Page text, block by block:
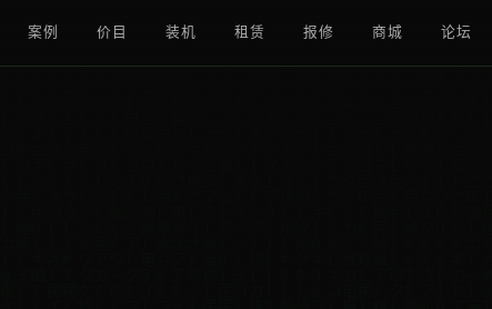
案例 价目 装机 租赁 报修 商城 论坛